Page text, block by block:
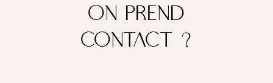
on prend
contact ?